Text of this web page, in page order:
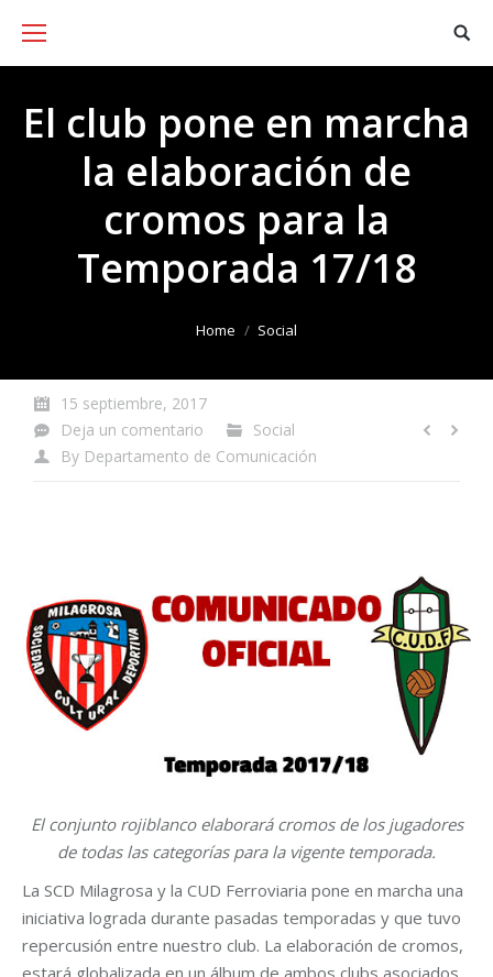
El club pone en marcha
la elaboración de
cromos para la
Temporada 17/18
Home Social
15 septiembre, 2017
Deja un comentario
Social
By Departamento de Comunicación
El conjunto rojiblanco elaborará cromos de los jugadores
de todas las categorías para la vigente temporada.
La SCD Milagrosa y la CUD Ferroviaria pone en marcha una
iniciativa lograda durante pasadas temporadas y que tuvo
repercusión entre nuestro club. La elaboración de cromos,
estará globalizada en un álbum de ambos clubs asociados